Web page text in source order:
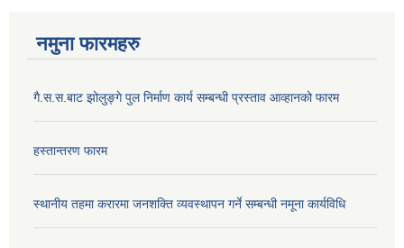
नमुना फारमहरु
गै.स.स.बाट झोलुङ्गे पुल निर्माण कार्य सम्बन्धी प्रस्ताव आव्हानको फारम
हस्तान्तरण फारम
स्थानीय तहमा करारमा जनशक्ति व्यवस्थापन गर्ने सम्बन्धी नमूना कार्यविधि